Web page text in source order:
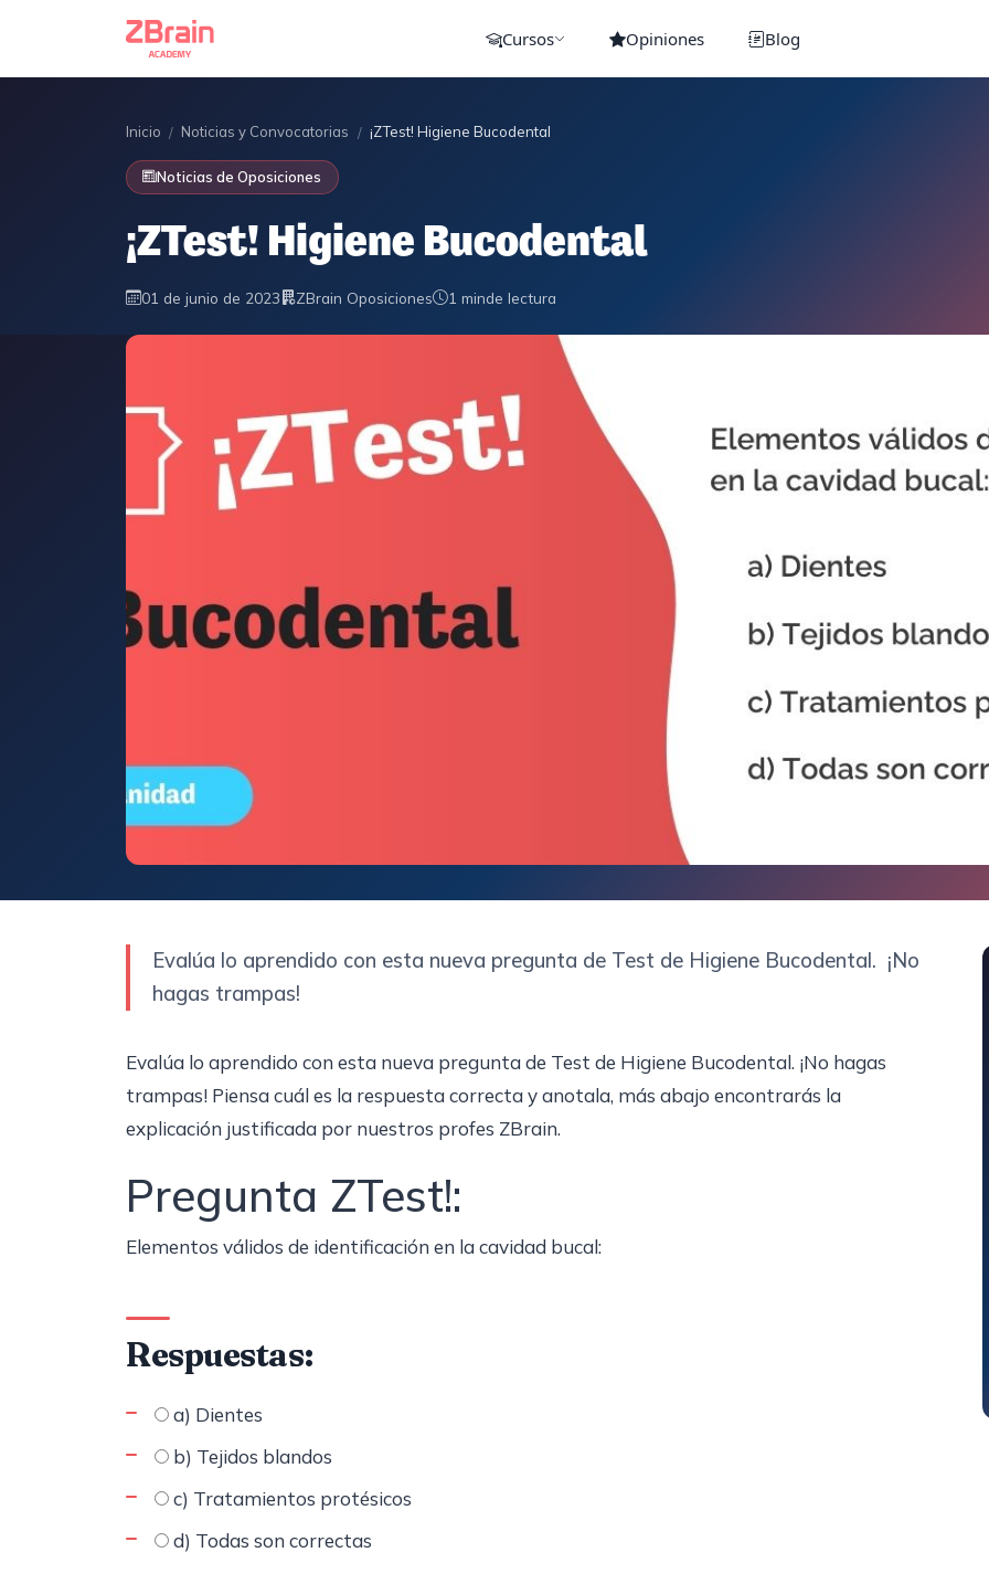
Cursos Opiniones Blog
Inicio / Noticias y Convocatorias / ¡ZTest! Higiene Bucodental
Noticias de Oposiciones
¡ZTest! Higiene Bucodental
01 de junio de 2023 ZBrain Oposiciones 1 minde lectura
Evalúa lo aprendido con esta nueva pregunta de Test de Higiene Bucodental. ¡No
hagas trampas!
Evalúa lo aprendido con esta nueva pregunta de Test de Higiene Bucodental. ¡No hagas
trampas! Piensa cuál es la respuesta correcta y anotala, más abajo encontrarás la
explicación justificada por nuestros profes ZBrain.
Pregunta ZTest!:
Elementos válidos de identificación en la cavidad bucal:
Respuestas:
a) Dientes
b) Tejidos blandos
c) Tratamientos protésicos
d) Todas son correctas